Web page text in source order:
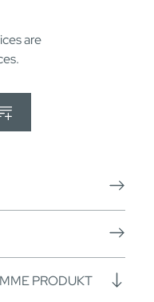
are
PRODUKT